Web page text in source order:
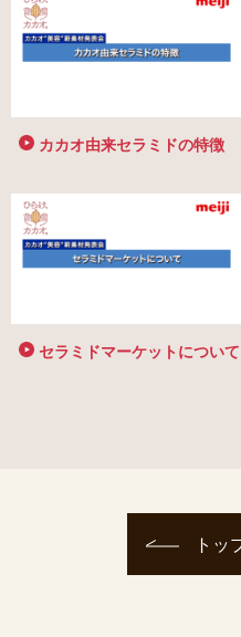
カカオ由来セラミドの特徴
セラミドマーケットについて
トッ